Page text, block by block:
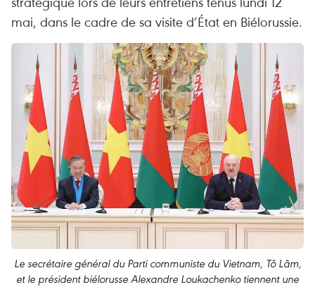
mai, dans le cadre de sa visite d’État en Biélorussie.
Le secrétaire général du Parti communiste du Vietnam, Tô Lâm,
et le président biélorusse Alexandre Loukachenko tiennent une